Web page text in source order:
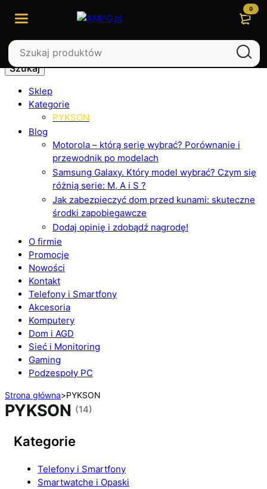
Szukaj
Sklep
Kategorie
PYKSON
Blog
Motorola – którą serię wybrać? Porównanie i
przewodnik po modelach
Samsung Galaxy. Który model wybrać? Czym się
różnią serie: M, A i S ?
Jak zabezpieczyć dom przed kunami: skuteczne
środki zapobiegawcze
Dodaj opinię i zdobądź nagrodę!
O firmie
Promocje
Nowości
Kontakt
Telefony i Smartfony
Akcesoria
Komputery
Dom i AGD
Sieć i Monitoring
Gaming
Podzespoły PC
0
Strona główna>PYKSON
PYKSON (14)
Kategorie
Telefony i Smartfony
Smartwatche i Opaski